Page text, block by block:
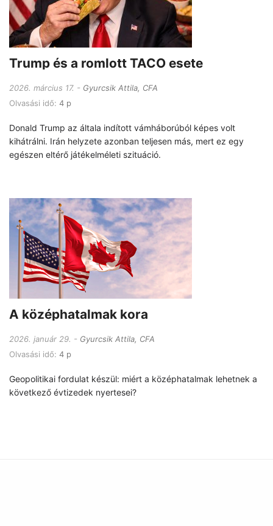
Trump és a romlott TACO esete
2026. március 17.
Gyurcsik Attila, CFA
Olvasási idő: 4 p
Donald Trump az általa indított vámháborúból képes volt
kihátrálni. Irán helyzete azonban teljesen más, mert ez egy
egészen eltérő játékelméleti szituáció.
A középhatalmak kora
2026. január 29.
Gyurcsik Attila, CFA
Olvasási idő: 4 p
Geopolitikai fordulat készül: miért a középhatalmak lehetnek a
következő évtizedek nyertesei?